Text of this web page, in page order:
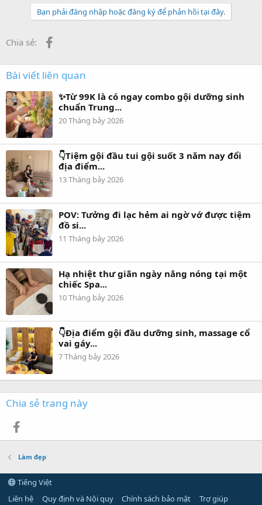
Bạn phải đăng nhập hoặc đăng ký để phản hồi tại đây.
Chia sẻ:
Bài viết liên quan
✨Từ 99K là có ngay combo gội dưỡng sinh
chuẩn Trung...
20 Tháng bảy 2026
👇Tiệm gội đầu tui gội suốt 3 năm nay đổi
địa điểm...
13 Tháng bảy 2026
POV: Tưởng đi lạc hẻm ai ngờ vớ được tiệm
đồ si...
11 Tháng bảy 2026
Hạ nhiệt thư giãn ngày nắng nóng tại một
chiếc Spa...
10 Tháng bảy 2026
👇Địa điểm gội đầu dưỡng sinh, massage cổ
vai gáy...
7 Tháng bảy 2026
Chia sẻ trang này
Làm đẹp
Tiếng Việt
Liên hệ
Quy định và Nội quy Chính sách bảo mật
Trợ giúp